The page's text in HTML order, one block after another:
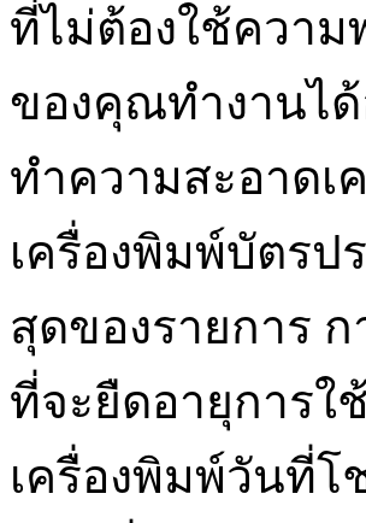
ที่ไม่ต้องใช้ความ
ของคุณทำงานได้
ทำความสะอาดเ
เครื่องพิมพ์บัตร
สุดของรายการ
ที่จะยืดอายุการใ
เครื่องพิมพ์วันที่